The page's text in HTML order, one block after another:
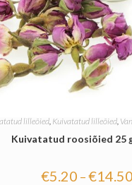
lilleõied, Kuivatatud lilleõied,
Kuivatatud roosiõied 25
€5.20 –€14.50